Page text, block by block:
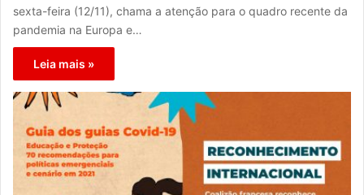
sexta-feira (12/11), chama a atenção para o quadro recente da
pandemia na Europa e…
Leia mais »